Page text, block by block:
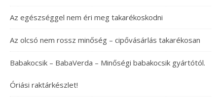
Az egészséggel nem éri meg takarékoskodni
Az olcsó nem rossz minőség – cipővásárlás takarékosan
Babakocsik – BabaVerda – Minőségi babakocsik gyártótól.
Óriási raktárkészlet!